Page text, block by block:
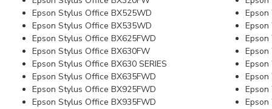
Epson Stylus Office BX525WD
Epson Stylus Office BX535WD
Epson Stylus Office BX625FWD
Epson Stylus Office BX630FW
Epson Stylus Office BX630 SERIES
Epson Stylus Office BX635FWD
Epson Stylus Office BX925FWD
Epson Stylus Office BX935FWD
Epson